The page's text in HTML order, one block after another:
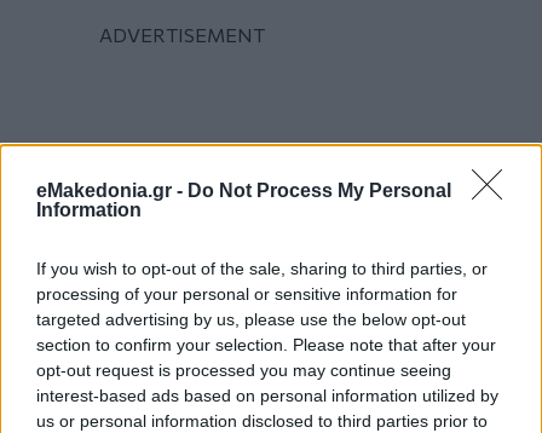
eMakedonia.gr - Do Not Process My Personal
Information
If you wish to opt-out of the sale, sharing to third parties, or
processing of your personal or sensitive information for
targeted advertising by us, please use the below opt-out
section to confirm your selection. Please note that after your
opt-out request is processed you may continue seeing
interest-based ads based on personal information utilized by
us or personal information disclosed to third parties prior to